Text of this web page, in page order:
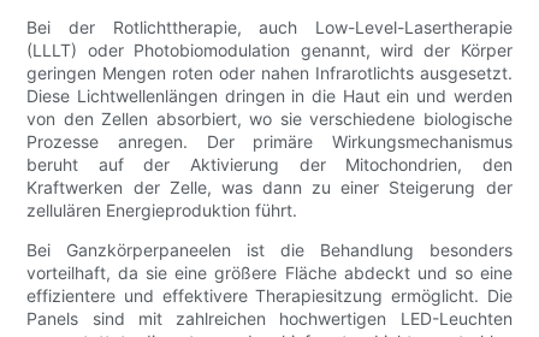
Bei der Rotlichttherapie, auch Low-Level-Lasertherapie
(LLLT) oder Photobiomodulation genannt, wird der Körper
geringen Mengen roten oder nahen Infrarotlichts ausgesetzt.
Diese Lichtwellenlängen dringen in die Haut ein und werden
von den Zellen absorbiert, wo sie verschiedene biologische
Prozesse anregen. Der primäre Wirkungsmechanismus
beruht auf der Aktivierung der Mitochondrien, den
Kraftwerken der Zelle, was dann zu einer Steigerung der
zellulären Energieproduktion führt.
Bei Ganzkörperpaneelen ist die Behandlung besonders
vorteilhaft, da sie eine größere Fläche abdeckt und so eine
effizientere und effektivere Therapiesitzung ermöglicht. Die
Panels sind mit zahlreichen hochwertigen LED-Leuchten